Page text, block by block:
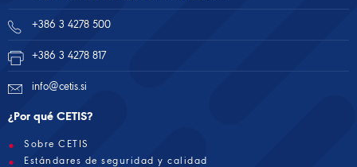
+386 3 4278 500
+386 3 4278 817
info@cetis.si
¿Por qué CETIS?
Sobre CETIS
Estándares de seguridad y calidad